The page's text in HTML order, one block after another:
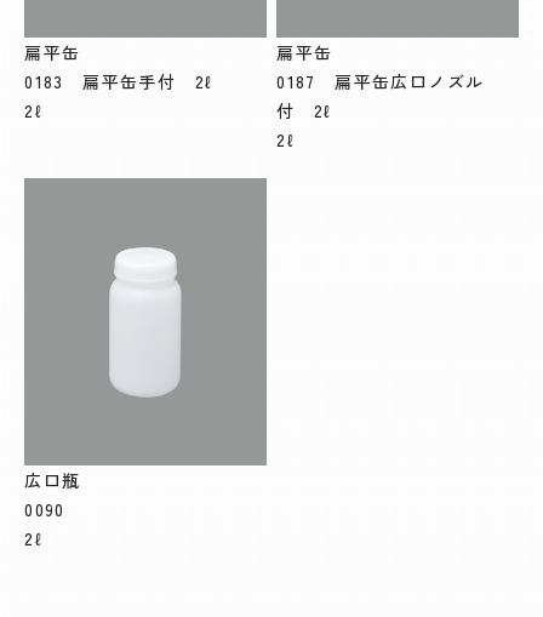
扁平缶
0183 扁平缶手付 2ℓ
2ℓ
扁平缶
0187 扁平缶広口ノズル
付 2ℓ
2ℓ
広口瓶
0090
2ℓ